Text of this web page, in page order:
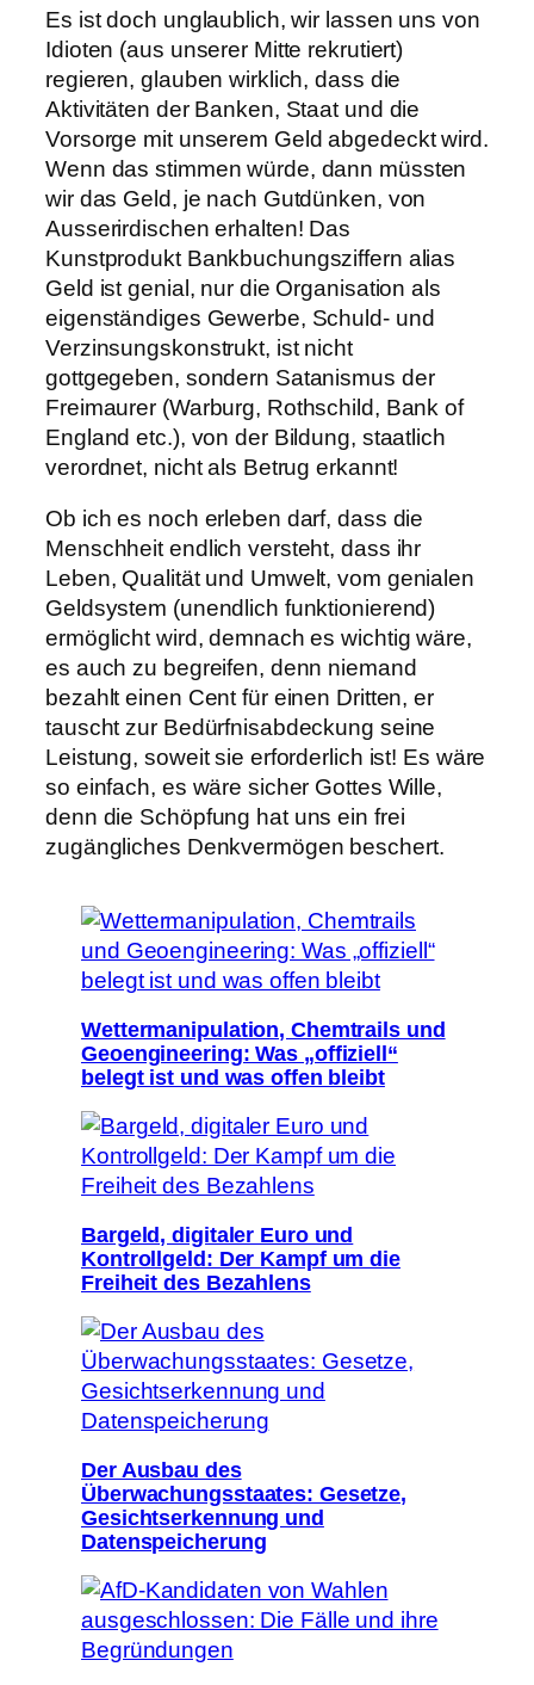
Es ist doch unglaublich, wir lassen uns von
Idioten (aus unserer Mitte rekrutiert)
regieren, glauben wirklich, dass die
Aktivitäten der Banken, Staat und die
Vorsorge mit unserem Geld abgedeckt wird.
Wenn das stimmen würde, dann müssten
wir das Geld, je nach Gutdünken, von
Ausserirdischen erhalten! Das
Kunstprodukt Bankbuchungsziffern alias
Geld ist genial, nur die Organisation als
eigenständiges Gewerbe, Schuld- und
Verzinsungskonstrukt, ist nicht
gottgegeben, sondern Satanismus der
Freimaurer (Warburg, Rothschild, Bank of
England etc.), von der Bildung, staatlich
verordnet, nicht als Betrug erkannt!
Ob ich es noch erleben darf, dass die
Menschheit endlich versteht, dass ihr
Leben, Qualität und Umwelt, vom genialen
Geldsystem (unendlich funktionierend)
ermöglicht wird, demnach es wichtig wäre,
es auch zu begreifen, denn niemand
bezahlt einen Cent für einen Dritten, er
tauscht zur Bedürfnisabdeckung seine
Leistung, soweit sie erforderlich ist! Es wäre
so einfach, es wäre sicher Gottes Wille,
denn die Schöpfung hat uns ein frei
zugängliches Denkvermögen beschert.
Wettermanipulation, Chemtrails und
Geoengineering: Was „offiziell“
belegt ist und was offen bleibt
Bargeld, digitaler Euro und
Kontrollgeld: Der Kampf um die
Freiheit des Bezahlens
Der Ausbau des
Überwachungsstaates: Gesetze,
Gesichtserkennung und
Datenspeicherung